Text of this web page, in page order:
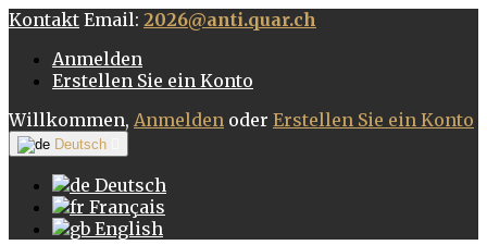
Kontakt Email: 2026@anti.quar.ch
Anmelden
Erstellen Sie ein Konto
Willkommen, Anmelden oder Erstellen Sie ein Konto
Deutsch
Deutsch
Français
English